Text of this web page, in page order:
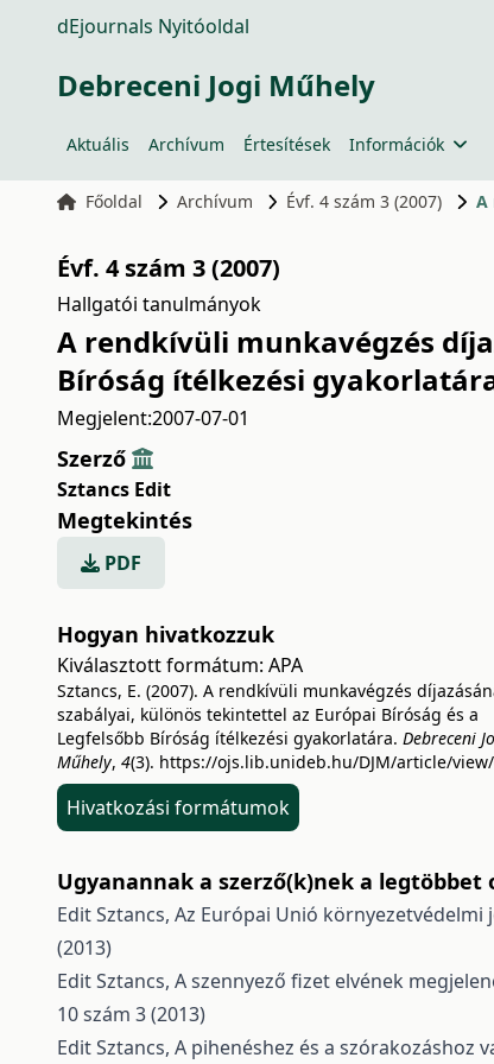
dEjournals Nyitóoldal
Debreceni Jogi Műhely
Aktuális Archívum Értesítések Információk
Főoldal Archívum Évf. 4 szám 3 (2007)
Évf. 4 szám 3 (2007)
Hallgatói tanulmányok
A rendkívüli munkavégzés
Bíróság ítélkezési
Megjelent:2007-07-01
Szerző
Sztancs Edit
Megtekintés
PDF
Hogyan hivatkozzuk
Kiválasztott formátum: APA
Sztancs, E. (2007). A rendkívüli munkavégzés
szabályai, különös tekintettel az Európai Bíróság és a
Legfelsőbb Bíróság ítélkezési gyakorlatára. Debreceni
Műhely, 4(3). https://ojs.lib.unideb.hu/DJM/article/
Hivatkozási formátumok
Ugyanannak a szerző(k)nek a legtöbbet
Edit Sztancs, Az Európai Unió
(2013)
Edit Sztancs, A szennyező fizet elvének
10 szám 3 (2013)
Edit Sztancs, A pihenéshez és a szórakozáshoz